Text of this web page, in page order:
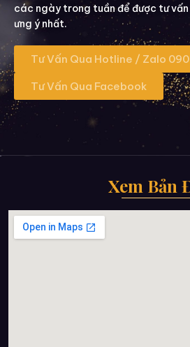
các ngày trong tuần để được tư vấn
ưng ý nhất.
Tư Vấn Qua Hotline / Zalo
Tư Vấn Qua Facebook
Xem Bản